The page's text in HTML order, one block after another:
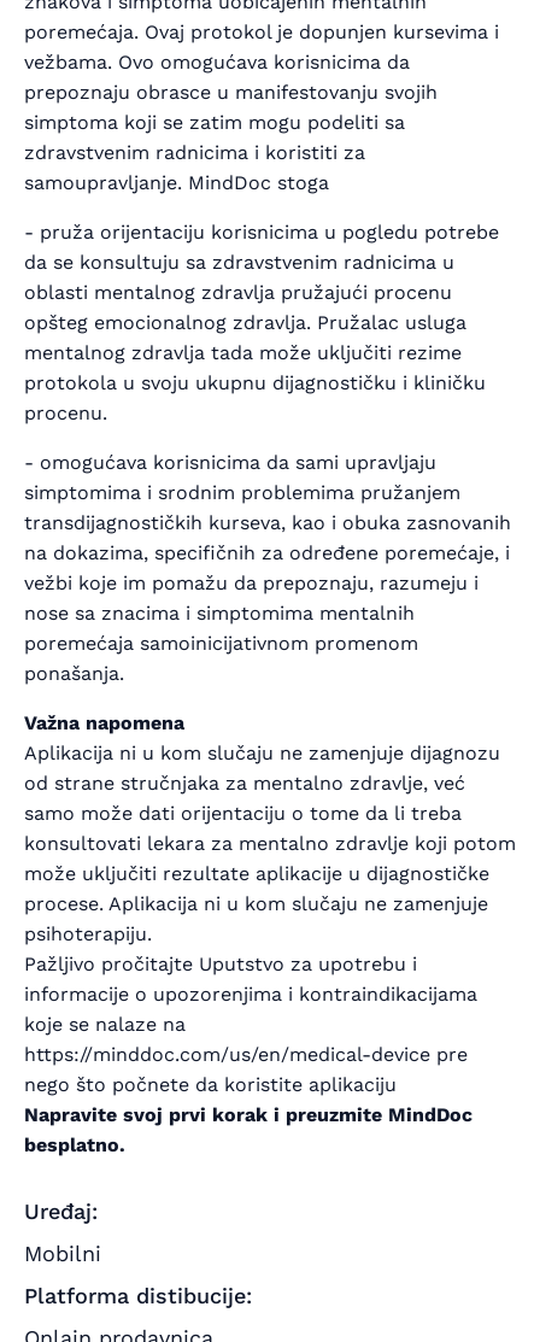
poremećaja. Ovaj protokol je dopunjen kursevima i
vežbama. Ovo omogućava korisnicima da
prepoznaju obrasce u manifestovanju svojih
simptoma koji se zatim mogu podeliti sa
zdravstvenim radnicima i koristiti za
samoupravljanje. MindDoc stoga
- pruža orijentaciju korisnicima u pogledu potrebe
da se konsultuju sa zdravstvenim radnicima u
oblasti mentalnog zdravlja pružajući procenu
opšteg emocionalnog zdravlja. Pružalac usluga
mentalnog zdravlja tada može uključiti rezime
protokola u svoju ukupnu dijagnostičku i kliničku
procenu.
- omogućava korisnicima da sami upravljaju
simptomima i srodnim problemima pružanjem
transdijagnostičkih kurseva, kao i obuka zasnovanih
na dokazima, specifičnih za određene poremećaje, i
vežbi koje im pomažu da prepoznaju, razumeju i
nose sa znacima i simptomima mentalnih
poremećaja samoinicijativnom promenom
ponašanja.
Važna napomena
Aplikacija ni u kom slučaju ne zamenjuje dijagnozu
od strane stručnjaka za mentalno zdravlje, već
samo može dati orijentaciju o tome da li treba
konsultovati lekara za mentalno zdravlje koji potom
može uključiti rezultate aplikacije u dijagnostičke
procese. Aplikacija ni u kom slučaju ne zamenjuje
psihoterapiju.
Pažljivo pročitajte Uputstvo za upotrebu i
informacije o upozorenjima i kontraindikacijama
koje se nalaze na
https://minddoc.com/us/en/medical-device pre
nego što počnete da koristite aplikaciju
Napravite svoj prvi korak i preuzmite MindDoc
besplatno.
Uređaj:
Mobilni
Platforma distibucije: